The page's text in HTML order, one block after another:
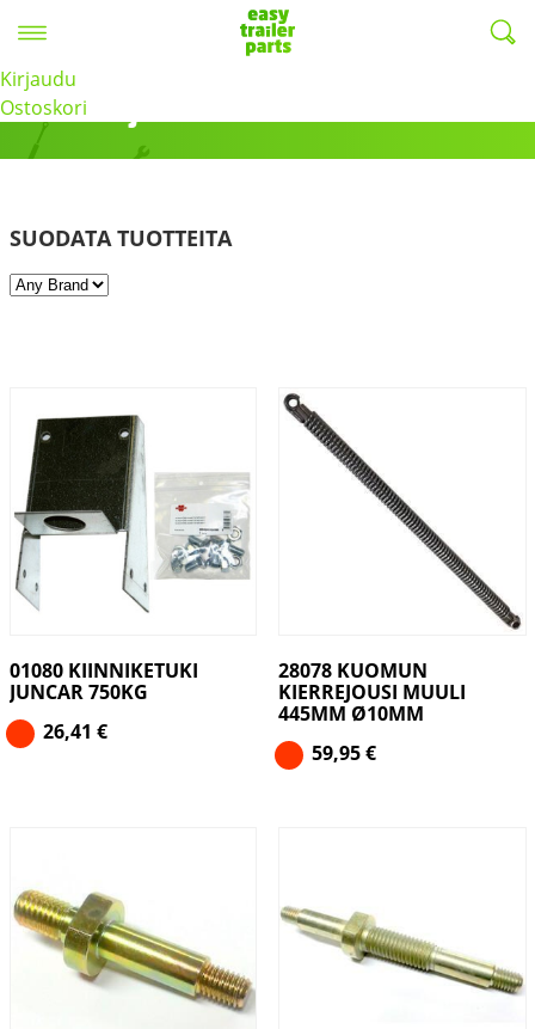
Kirjaudu
Ostoskori
Muuli / Juncar
SUODATA TUOTTEITA
01080 KIINNIKETUKI
JUNCAR 750KG
26,41 €
28078 KUOMUN
KIERREJOUSI MUULI
445MM Ø10MM
59,95€